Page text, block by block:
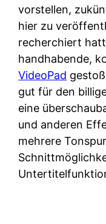
vorstellen,
hier zu
recherchiert
handhabende,
VideoPad
gut für den
eine
und anderen
mehrere